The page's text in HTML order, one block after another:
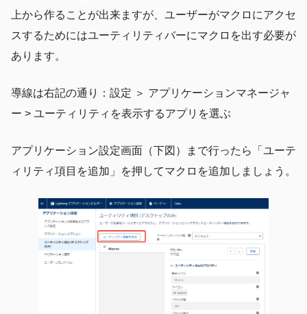
上から作ることが出来ますが、ユーザーがマクロにアクセ
スするためにはユーティリティバーにマクロを出す必要が
あります。
導線は右記の通り：設定 ＞ アプリケーションマネージャ
ー > ユーティリティを表示するアプリを選ぶ
アプリケーション設定画面（下図）まで行ったら「ユーテ
ィリティ項目を追加」を押してマクロを追加しましょう。